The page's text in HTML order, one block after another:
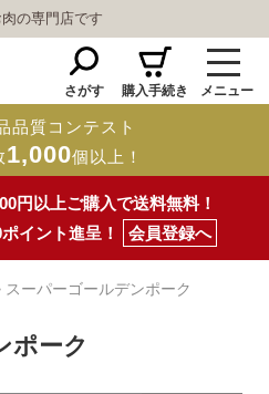
の専門店です
さがす 購入手続き メニュー
品質コンテスト
1,000個以上！
円以上ご購入で送料無料！
イント進呈！
会員登録へ
スーパーゴールデンポーク
ポーク